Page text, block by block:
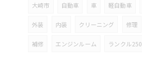
大崎市 自動車 車 軽自動車
外装 内装 クリーニング 修理
補修 エンジンルーム ランクル250